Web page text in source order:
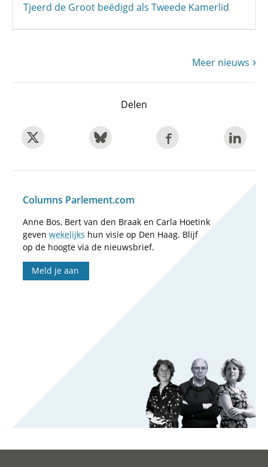
Tjeerd de Groot beëdigd als Tweede Kamerlid
Meer nieuws
Delen
Columns Parlement.com
Anne Bos, Bert van den Braak en Carla Hoetink
geven wekelijks hun visie op Den Haag. Blijf
op de hoogte via de nieuwsbrief.
Meld je aan